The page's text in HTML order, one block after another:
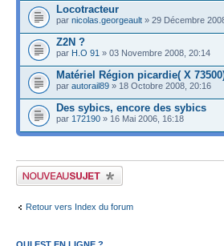
Locotracteur
par nicolas.georgeault » 29 Décembre
Z2N ?
par H.O 91 » 03 Novembre 2008, 20:14
Matériel Région picardie( X
par autorail89 » 18 Octobre 2008, 20:16
Des sybics, encore des sybics
par 172190 » 16 Mai 2006, 16:18
Publier un nouveau sujet
Retour vers Index du forum
QUI EST EN LIGNE ?